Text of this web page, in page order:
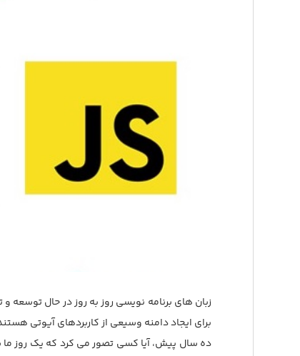
برای ایجاد دامنه وسیعی از کاربردهای آیوتی
ده سال پیش، آیا کسی تصور می کرد که یک روز ما